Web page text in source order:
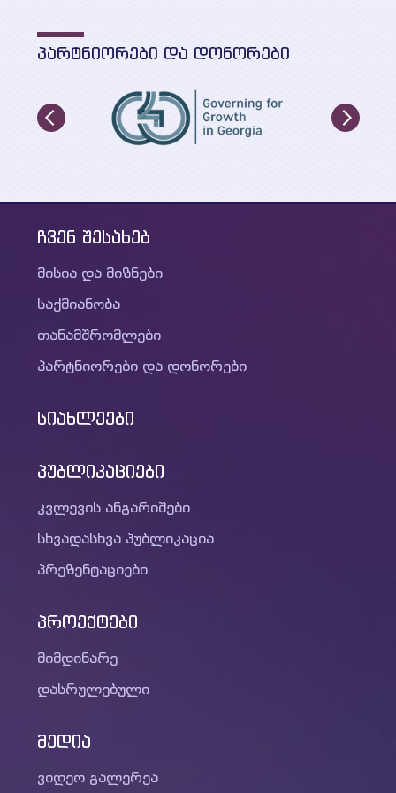
ᲞᲐᲠᲢᲜᲘᲝᲠᲔᲑᲘ ᲓᲐ ᲓᲝᲜᲝᲠᲔᲑᲘ
ჩვენ შესახებ
მისია და მიზნები
საქმიანობა
თანამშრომლები
პარტნიორები და დონორები
სიახლეები
პუბლიკაციები
კვლევის ანგარიშები
სხვადასხვა პუბლიკაცია
პრეზენტაციები
პროექტები
მიმდინარე
დასრულებული
მედია
ვიდეო გალერეა